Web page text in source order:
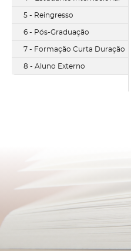
5 - Reingresso
6 - Pós-Graduação
7 - Formação Curta Duração
8 - Aluno Externo